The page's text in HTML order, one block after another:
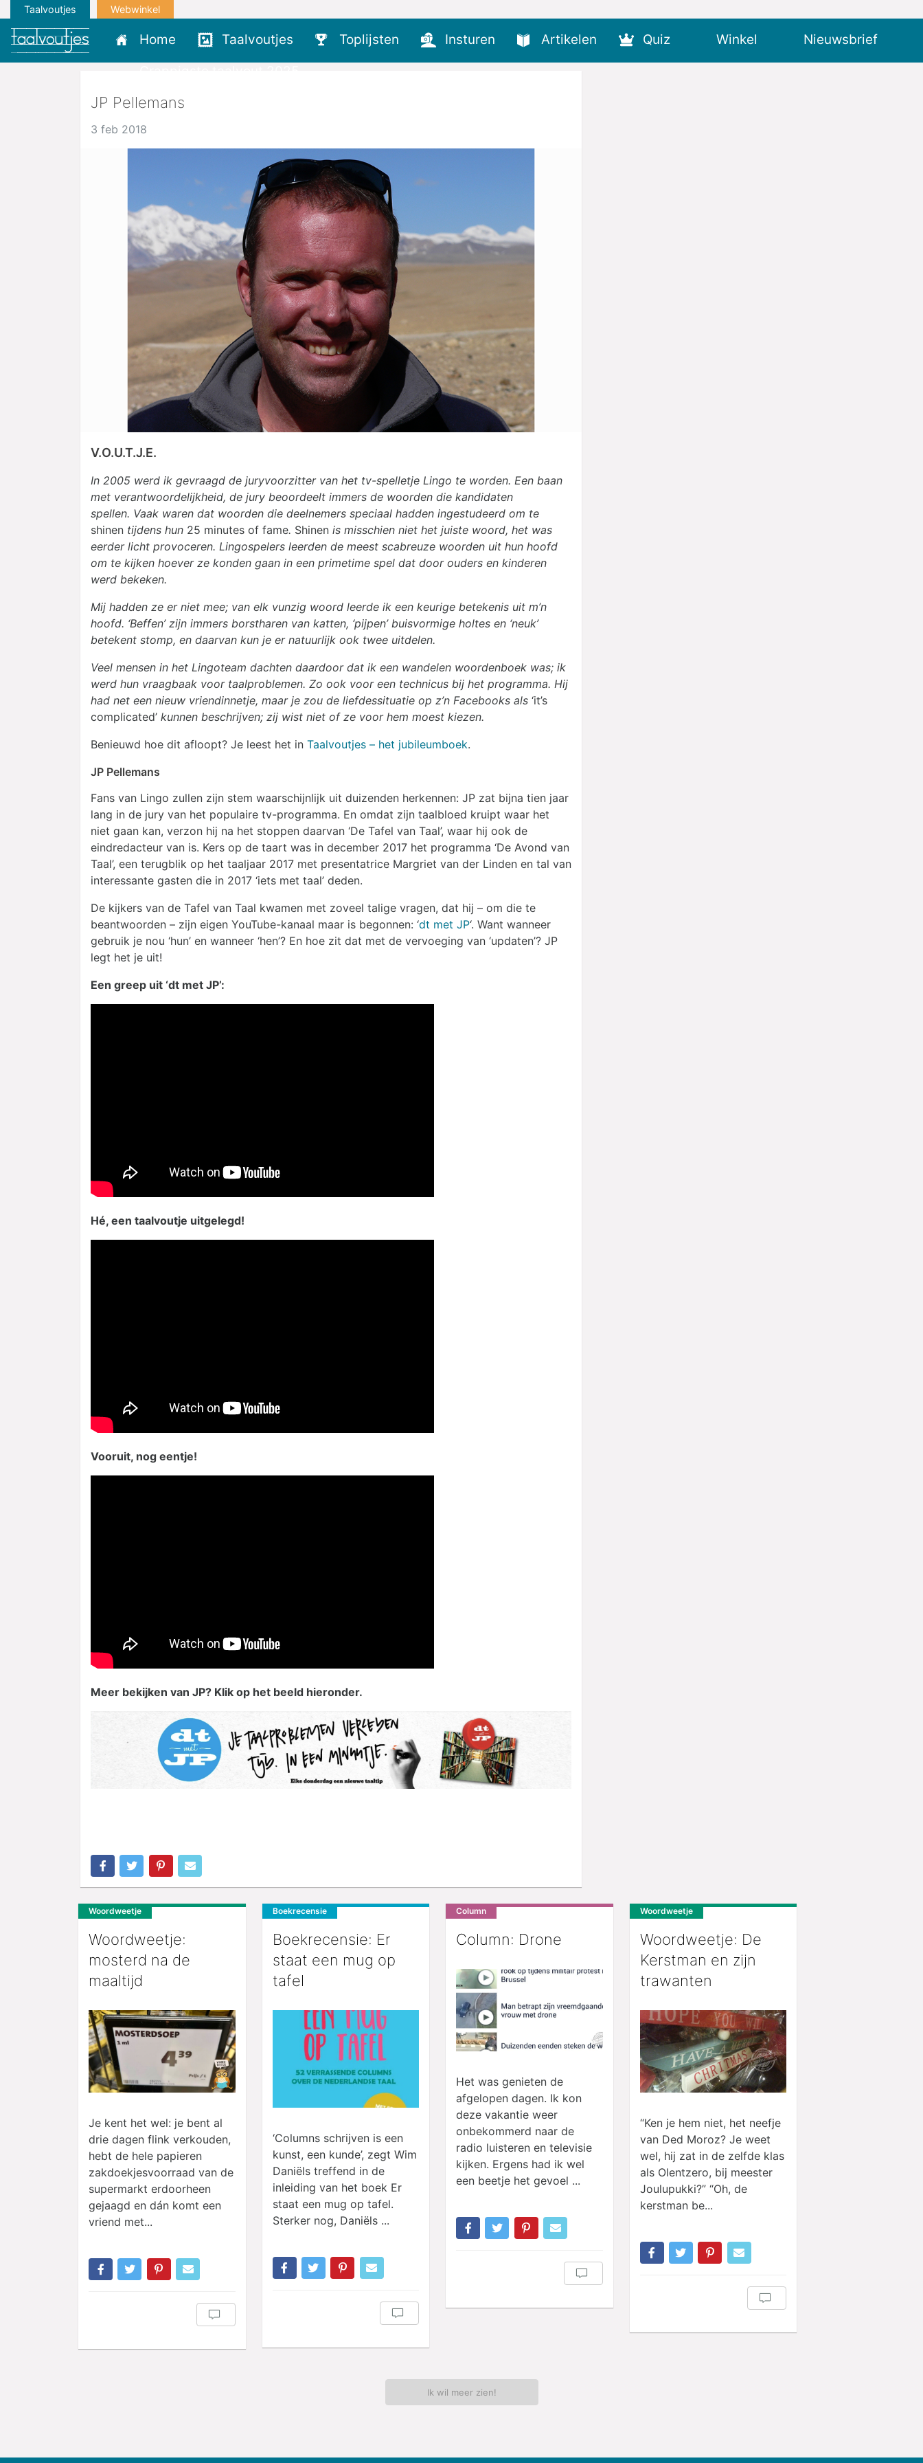
Taalvoutjes Webwinkel
Home Taalvoutjes Toplijsten Insturen Artikelen Quiz Winkel
Nieuwsbrief
JP Pellemans
3 feb 2018
V.O.U.T.J.E.
In 2005 werd ik gevraagd de juryvoorzitter van het tv-spelletje Lingo te worden. Een baan
met verantwoordelijkheid, de jury beoordeelt immers de woorden die kandidaten
spellen. Vaak waren dat woorden die deelnemers speciaal hadden ingestudeerd om te
shinen tijdens hun 25 minutes of fame. Shinen is misschien niet het juiste woord, het was
eerder licht provoceren. Lingospelers leerden de meest scabreuze woorden uit hun hoofd
om te kijken hoever ze konden gaan in een primetime spel dat door ouders en kinderen
werd bekeken.
Mij hadden ze er niet mee; van elk vunzig woord leerde ik een keurige betekenis uit m’n
hoofd. ‘Beffen’ zijn immers borstharen van katten, ‘pijpen’ buisvormige holtes en ‘neuk’
betekent stomp, en daarvan kun je er natuurlijk ook twee uitdelen.
Veel mensen in het Lingoteam dachten daardoor dat ik een wandelen woordenboek was; ik
werd hun vraagbaak voor taalproblemen. Zo ook voor een technicus bij het programma. Hij
had net een nieuw vriendinnetje, maar je zou de liefdessituatie op z’n Facebooks als ‘it’s
complicated’ kunnen beschrijven; zij wist niet of ze voor hem moest kiezen.
Benieuwd hoe dit afloopt? Je leest het in Taalvoutjes – het jubileumboek.
JP Pellemans
Fans van Lingo zullen zijn stem waarschijnlijk uit duizenden herkennen: JP zat bijna tien jaar
lang in de jury van het populaire tv-programma. En omdat zijn taalbloed kruipt waar het
niet gaan kan, verzon hij na het stoppen daarvan ‘De Tafel van Taal’, waar hij ook de
eindredacteur van is. Kers op de taart was in december 2017 het programma ‘De Avond van
Taal’, een terugblik op het taaljaar 2017 met presentatrice Margriet van der Linden en tal van
interessante gasten die in 2017 ‘iets met taal’ deden.
De kijkers van de Tafel van Taal kwamen met zoveel talige vragen, dat hij – om die te
beantwoorden – zijn eigen YouTube-kanaal maar is begonnen: ‘dt met JP‘. Want wanneer
gebruik je nou ‘hun’ en wanneer ‘hen’? En hoe zit dat met de vervoeging van ‘updaten’? JP
legt het je uit!
Een greep uit ‘dt met JP’:
Hé, een taalvoutje uitgelegd!
Vooruit, nog eentje!
Meer bekijken van JP? Klik op het beeld hieronder.
Woordweetje
Woordweetje:
mosterd na de
maaltijd
Je kent het wel: je bent al
drie dagen flink verkouden,
hebt de hele papieren
zakdoekjesvoorraad van de
supermarkt erdoorheen
gejaagd en dán komt een
vriend met...
Boekrecensie
Boekrecensie: Er
staat een mug op
tafel
‘Columns schrijven is een
kunst, een kunde’, zegt Wim
Daniëls treffend in de
inleiding van het boek Er
staat een mug op tafel.
Sterker nog, Daniëls ...
Column
Column: Drone
Het was genieten de
afgelopen dagen. Ik kon
deze vakantie weer
onbekommerd naar de
radio luisteren en televisie
kijken. Ergens had ik wel
een beetje het gevoel ...
Woordweetje
Woordweetje: De
Kerstman en zijn
trawanten
“Ken je hem niet, het neefje
van Ded Moroz? Je weet
wel, hij zat in de zelfde klas
als Olentzero, bij meester
Joulupukki?” “Oh, de
kerstman be...
Ik wil meer zien!